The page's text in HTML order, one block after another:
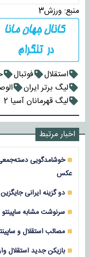
منبع: ورزش3
استقلال فوتبال
لیگ برتر ایران
لیگ قهرمانان آسیا 2
اخبار مرتبط
خوشامدگویی دسته‌جمعی
عکس
دو گزینه ایرانی
سرنوشت مشابه ساپینتو
مصائب استقلال و
بازیکن جدید استقلال